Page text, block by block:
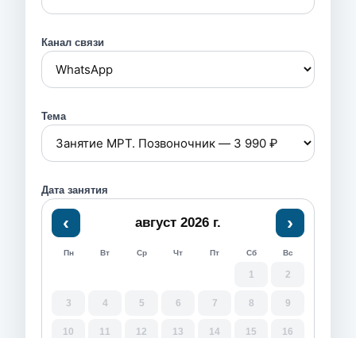
Канал связи
Тема
Дата занятия
‹ август 2026 г. ›
Пн Вт Ср Чт Пт Сб Вс
1 2
3 4 5 6 7 8 9
10 11 12 13 14 15 16